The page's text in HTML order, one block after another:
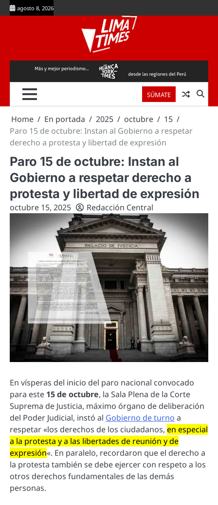
Skip
to
agosto 8, 2026
SÚMATE
Home En portada 2025 octubre
15
Paro 15 de octubre: Instan al Gobierno a respetar
derecho a protesta y libertad de expresión
Paro 15 de octubre: Instan al
Gobierno a respetar derecho a
protesta y libertad de expresión
octubre 15, 2025 Redacción Central
En vísperas del inicio del paro nacional convocado
para este 15 de octubre, la Sala Plena de la Corte
Suprema de Justicia, máximo órgano de deliberación
del Poder Judicial, instó al Gobierno de turno a
respetar «los derechos de los ciudadanos, en especial
a la protesta y a las libertades de reunión y de
expresión«. En paralelo, recordaron que el derecho a
la protesta también se debe ejercer con respeto a los
otros derechos fundamentales de las demás
personas.